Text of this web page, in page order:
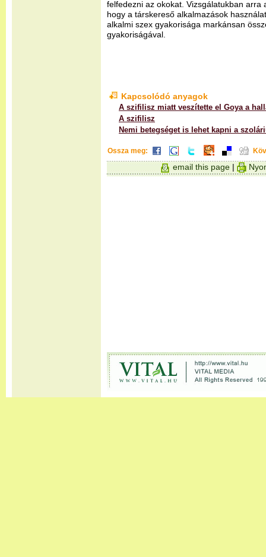
felfedezni az okokat. Vizsgálatukban arra
hogy a társkereső alkalmazások
alkalmi szex gyakorisága markánsan
gyakoriságával.
Kapcsolódó anyagok
A szifilisz miatt veszítette el Goya a
A szifilisz
Nemi betegséget is lehet kapni a
Ossza meg:
email this page |